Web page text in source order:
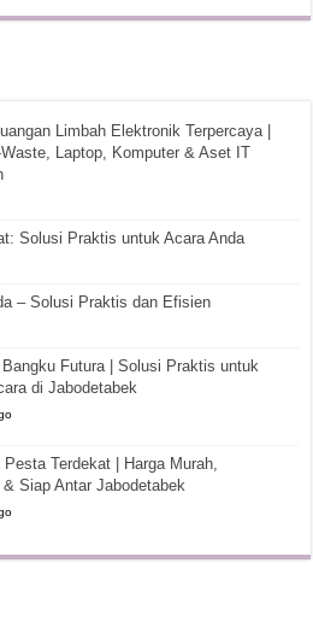
Limbah Elektronik Terpercaya |
Laptop, Komputer & Aset IT
Solusi Praktis untuk Acara Anda
– Solusi Praktis dan Efisien
Futura | Solusi Praktis untuk
di Jabodetabek
Terdekat | Harga Murah,
Siap Antar Jabodetabek